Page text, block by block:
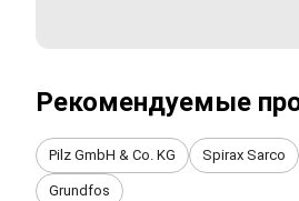
Рекомендуемые
Pilz GmbH & Co. KG Spirax Sarco
Grundfos